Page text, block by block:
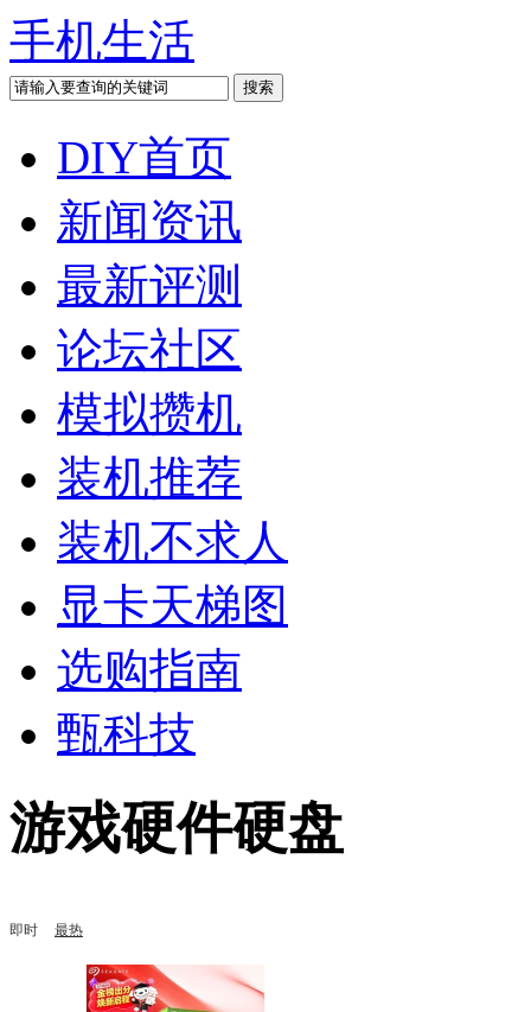
手机生活
DIY首页
新闻资讯
最新评测
论坛社区
模拟攒机
装机推荐
装机不求人
显卡天梯图
选购指南
甄科技
游戏硬件硬盘
即时 最热